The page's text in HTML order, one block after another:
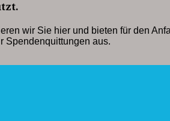
wir Sie hier und bieten für den
Spendenquittungen aus.